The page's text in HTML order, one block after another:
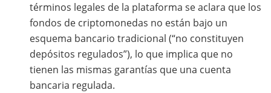
términos legales de la plataforma se aclara que los
fondos de criptomonedas no están bajo un
esquema bancario tradicional (“no constituyen
depósitos regulados”), lo que implica que no
tienen las mismas garantías que una cuenta
bancaria regulada.